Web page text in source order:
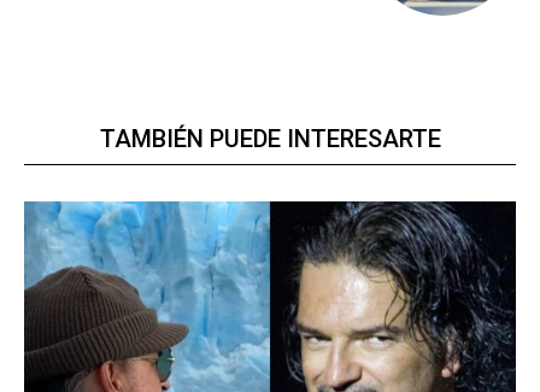
TAMBIÉN PUEDE INTERESARTE